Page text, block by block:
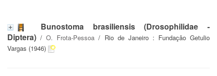
Bunostoma brasiliensis (Drosophilidae -
Diptera) /O. Frota-Pessoa / Rio de Janeiro : Fundaçâo Getulio
Vargas (1946)